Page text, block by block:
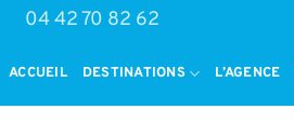
04 42 70 82 62
ACCUEIL DESTINATIONS L’AGENCE